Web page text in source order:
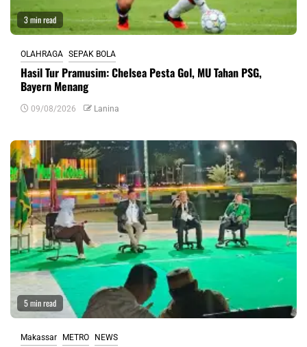
3 min read
OLAHRAGA SEPAK BOLA
Hasil Tur Pramusim: Chelsea Pesta Gol, MU Tahan PSG,
Bayern Menang
09/08/2026 Lanina
5 min read
Makassar METRO NEWS